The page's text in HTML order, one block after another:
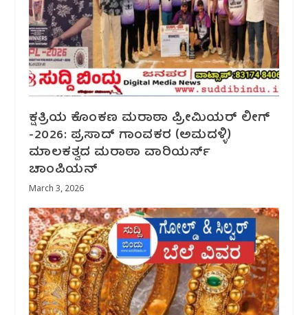
ಕ್ಷತ್ರಿಯ ಕೊಂಕಣ ಮರಾಠಾ ಪ್ರೀಮಿಯರ್ ಲೀಗ್
-2026: ಪ್ರಸಾದ್ ಗಾಂವಕರ (ಅಮದಳ್ಳಿ)
ಮಾಲಕತ್ವದ ಮರಾಠಾ ವಾರಿಯರ್ಸ್
ಚಾಂಪಿಯನ್
March 3, 2026